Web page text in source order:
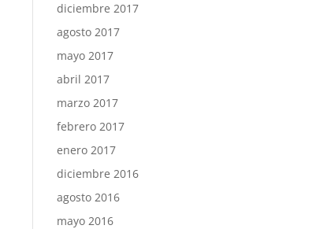
diciembre 2017
agosto 2017
mayo 2017
abril 2017
marzo 2017
febrero 2017
enero 2017
diciembre 2016
agosto 2016
mayo 2016